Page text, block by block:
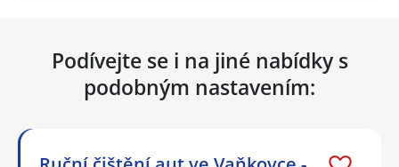
Podívejte se i na jiné nabídky s
podobným nastavením: